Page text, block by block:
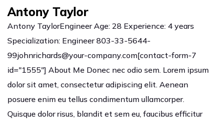
Antony Taylor
Antony TaylorEngineer Age: 28 Experience: 4 years
Specialization: Engineer 803-33-5644-
99johnrichards@your-company.com[contact-form-7
id="1555"] About Me Donec nec odio sem. Lorem ipsum
dolor sit amet, consectetur adipiscing elit. Aenean
posuere enim eu tellus condimentum ullamcorper.
Quisque dolor risus, blandit et sem eu, faucibus efficitur